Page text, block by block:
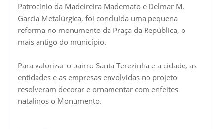
Patrocínio da Madeireira Mademato e Delmar M.
Garcia Metalúrgica, foi concluída uma pequena
reforma no monumento da Praça da República, o
mais antigo do município.
Para valorizar o bairro Santa Terezinha e a cidade, as
entidades e as empresas envolvidas no projeto
resolveram decorar e ornamentar com enfeites
natalinos o Monumento.